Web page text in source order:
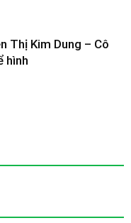
Thị Kim Dung – Cô
hình